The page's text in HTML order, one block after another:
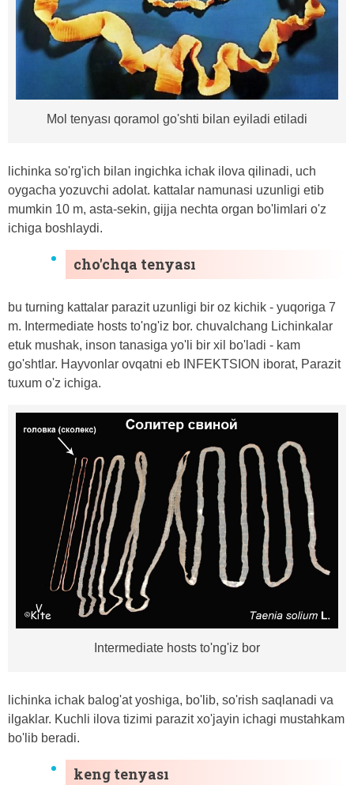
Mol tenyası qoramol go'shti bilan eyiladi etiladi
lichinka so'rg'ich bilan ingichka ichak ilova qilinadi, uch
oygacha yozuvchi adolat. kattalar namunasi uzunligi etib
mumkin 10 m, asta-sekin, gijja nechta organ bo'limlari o'z
ichiga boshlaydi.
cho'chqa tenyası
bu turning kattalar parazit uzunligi bir oz kichik - yuqoriga 7
m. Intermediate hosts to'ng'iz bor. chuvalchang Lichinkalar
etuk mushak, inson tanasiga yo'li bir xil bo'ladi - kam
go'shtlar. Hayvonlar ovqatni eb INFEKTSION iborat, Parazit
tuxum o'z ichiga.
Intermediate hosts to'ng'iz bor
lichinka ichak balog'at yoshiga, bo'lib, so'rish saqlanadi va
ilgaklar. Kuchli ilova tizimi parazit xo'jayin ichagi mustahkam
bo'lib beradi.
keng tenyası